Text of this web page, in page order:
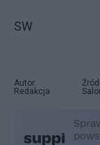
SW
Autor:
Redakcja